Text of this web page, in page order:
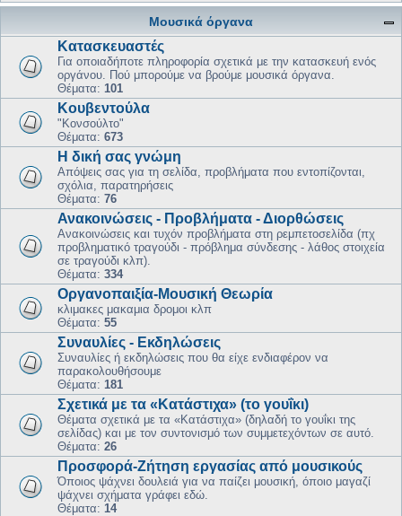
Μουσικά όργανα
Κατασκευαστές
Για οποιαδήποτε πληροφορία σχετικά με την κατασκευή ενός
οργάνου. Πού μπορούμε να βρούμε μουσικά όργανα.
Θέματα: 101
Κουβεντούλα
"Κονσούλτο"
Θέματα: 673
Η δική σας γνώμη
Απόψεις σας για τη σελίδα, προβλήματα που εντοπίζονται,
σχόλια, παρατηρήσεις
Θέματα: 76
Ανακοινώσεις - Προβλήματα - Διορθώσεις
Ανακοινώσεις και τυχόν προβλήματα στη ρεμπετοσελίδα (πχ
προβληματικό τραγούδι - πρόβλημα σύνδεσης - λάθος στοιχεία
σε τραγούδι κλπ).
Θέματα: 334
Οργανοπαιξία-Μουσική Θεωρία
κλιμακες μακαμια δρομοι κλπ
Θέματα: 55
Συναυλίες - Εκδηλώσεις
Συναυλίες ή εκδηλώσεις που θα είχε ενδιαφέρον να
παρακολουθήσουμε
Θέματα: 181
Σχετικά με τα «Κατάστιχα» (το γουΐκι)
Θέματα σχετικά με τα «Κατάστιχα» (δηλαδή το γουΐκι της
σελίδας) και με τον συντονισμό των συμμετεχόντων σε αυτό.
Θέματα: 26
Προσφορά-Ζήτηση εργασίας από μουσικούς
Όποιος ψάχνει δουλειά για να παίζει μουσική, όποιο μαγαζί
ψάχνει σχήματα γράφει εδώ.
Θέματα: 14